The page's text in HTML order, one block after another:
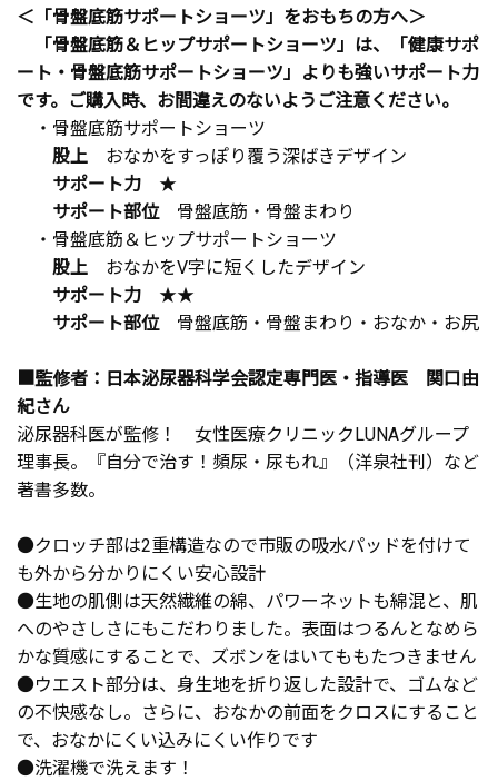
＜「骨盤底筋サポートショーツ」をおもちの方へ＞
「骨盤底筋＆ヒップサポートショーツ」は、「健康サポ
ート・骨盤底筋サポートショーツ」よりも強いサポート力
です。ご購入時、お間違えのないようご注意ください。
・骨盤底筋サポートショーツ
股上 おなかをすっぽり覆う深ばきデザイン
サポート力 ★
サポート部位骨盤底筋・骨盤まわり
・骨盤底筋＆ヒップサポートショーツ
股上 おなかをV字に短くしたデザイン
サポート力 ★★
サポート部位骨盤底筋・骨盤まわり・おなか・お尻
■監修者：日本泌尿器科学会認定専門医・指導医 関口由
紀さん
泌尿器科医が監修！ 女性医療クリニックLUNAグループ
理事長。『自分で治す！頻尿・尿もれ』（洋泉社刊）など
著書多数。
●クロッチ部は2重構造なので市販の吸水パッドを付けて
も外から分かりにくい安心設計
●生地の肌側は天然繊維の綿、パワーネットも綿混と、肌
へのやさしさにもこだわりました。表面はつるんとなめら
かな質感にすることで、ズボンをはいてももたつきません
●ウエスト部分は、身生地を折り返した設計で、ゴムなど
の不快感なし。さらに、おなかの前面をクロスにすること
で、おなかにくい込みにくい作りです
●洗濯機で洗えます！